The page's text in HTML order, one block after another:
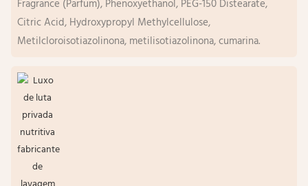
Fragrance (Parfum), Phenoxyethanol, PEG-150 Distearate,
Citric Acid, Hydroxypropyl Methylcellulose,
Metilcloroisotiazolinona, metilisotiazolinona, cumarina.